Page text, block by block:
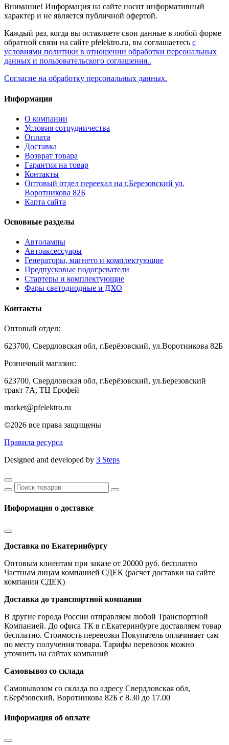
Внимание! Информация на сайте носит информативный
характер и не является публичной офертой.
Каждый раз, когда вы оставляете свои данные в любой форме
обратной связи на сайте pfelektro.ru, вы соглашаетесь с
условиями политики в отношении обработки персональных
данных и пользовательского соглашения..
Согласие на обработку персональных данных.
Информация
О компании
Условия сотрудничества
Оплата
Доставка
Возврат товара
Гарантия на товар
Контакты
Оптовый отдел переехал на г.Березовский ул.
Воротникова 82Б
Карта сайта
Основные разделы
Автолампы
Автоаксессуары
Генераторы, магнето и комплектующие
Предпусковые подогреватели
Стартеры и комплектующие
Фары светодиодные и ДХО
Контакты
Оптовый отдел:
623700, Свердловская обл, г.Берёзовский, ул.Воротникова 82Б
Розничный магазин:
623700, Свердловская обл, г.Берёзовский, ул.Березовский
тракт 7А, ТЦ Ерофей
market@pfelektro.ru
©2026 все права защищены
Правила ресурса
Designed and developed by 3 Steps
Информация о доставке
Доставка по Екатеринбургу
Оптовым клиентам при заказе от 20000 руб. бесплатно
Частным лицам компанией СДЕК (расчет доставки на сайте
компании СДЕК)
Доставка до транспортной компании
В другие города России отправляем любой Транспортной
Компанией. До офиса ТК в г.Екатеринбурге доставляем товар
бесплатно. Стоимость перевозки Покупатель оплачивает сам
по месту получения товара. Тарифы перевозок можно
уточнить на сайтах компаний
Самовывоз со склада
Самовывозом со склада по адресу Свердловская обл,
г.Берёзовский, Воротникова 82Б с 8.30 до 17.00
Информация об оплате